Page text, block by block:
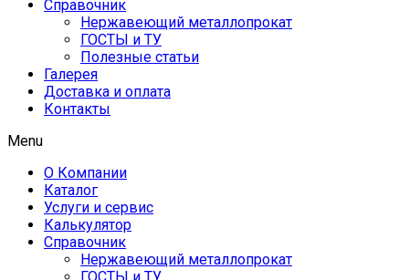
Справочник
Нержавеющий металлопрокат
ГОСТЫ и ТУ
Полезные статьи
Галерея
Доставка и оплата
Контакты
Menu
О Компании
Каталог
Услуги и сервис
Калькулятор
Справочник
Нержавеющий металлопрокат